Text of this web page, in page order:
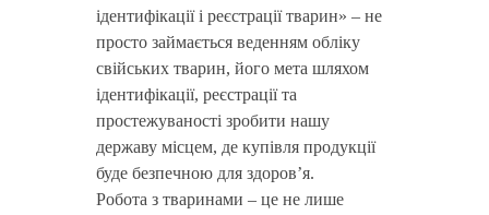
ідентифікації і реєстрації тварин» – не
просто займається веденням обліку
свійських тварин, його мета шляхом
ідентифікації, реєстрації та
простежуваності зробити нашу
державу місцем, де купівля продукції
буде безпечною для здоров’я.
Робота з тваринами – це не лише